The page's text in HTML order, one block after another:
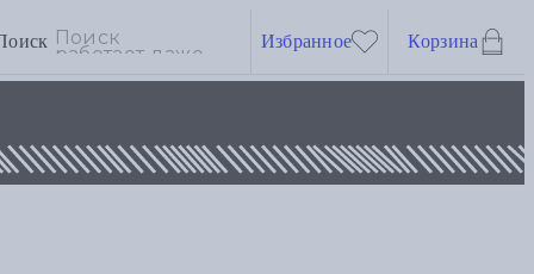
Избранное Корзина